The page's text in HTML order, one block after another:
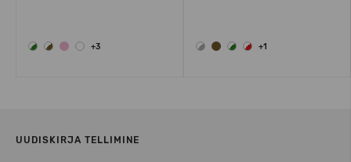
+3 +1
UUDISKIRJA TELLIMINE